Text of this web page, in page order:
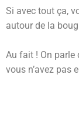
Si avec tout ça,
autour de la
Au fait ! On parle
vous n’avez pas